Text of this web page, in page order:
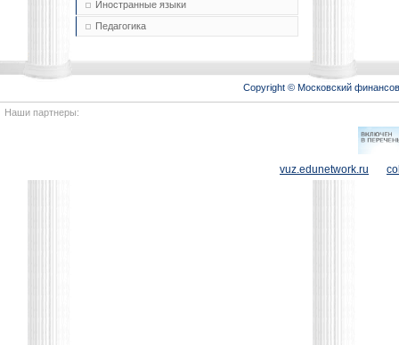
Иностранные языки
Педагогика
Copyright © Московский
Наши партнеры:
vuz.edunetwork.ru